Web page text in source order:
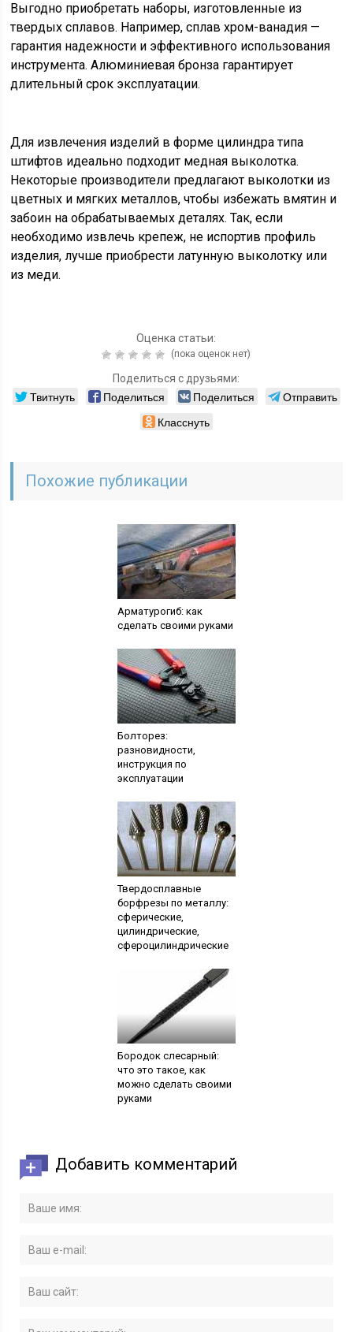
Выгодно приобретать наборы, изготовленные из
твердых сплавов. Например, сплав хром-ванадия —
гарантия надежности и эффективного использования
инструмента. Алюминиевая бронза гарантирует
длительный срок эксплуатации.
Для извлечения изделий в форме цилиндра типа
штифтов идеально подходит медная выколотка.
Некоторые производители предлагают выколотки из
цветных и мягких металлов, чтобы избежать вмятин и
забоин на обрабатываемых деталях. Так, если
необходимо извлечь крепеж, не испортив профиль
изделия, лучше приобрести латунную выколотку или
из меди.
Оценка статьи:
(пока оценок нет)
Поделиться с друзьями:
Твитнуть Поделиться Поделиться
Отправить
Класснуть
Похожие публикации
Арматурогиб: как
сделать своими руками
Болторез:
разновидности,
инструкция по
эксплуатации
Твердосплавные
борфрезы по металлу:
сферические,
цилиндрические,
сфероцилиндрические
Бородок слесарный:
что это такое, как
можно сделать своими
руками
Добавить комментарий